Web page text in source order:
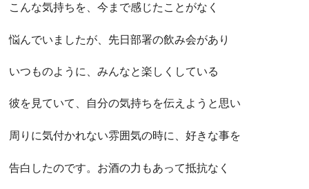
こんな気持ちを、今まで感じたことがなく
悩んでいましたが、先日部署の飲み会があり
いつものように、みんなと楽しくしている
彼を見ていて、自分の気持ちを伝えようと思い
周りに気付かれない雰囲気の時に、好きな事を
告白したのです。お酒の力もあって抵抗なく